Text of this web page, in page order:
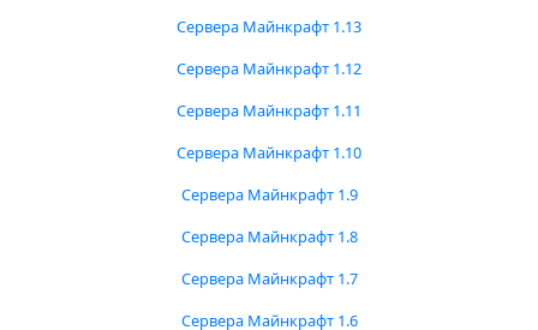
Сервера Майнкрафт 1.13
Сервера Майнкрафт 1.12
Сервера Майнкрафт 1.11
Сервера Майнкрафт 1.10
Сервера Майнкрафт 1.9
Сервера Майнкрафт 1.8
Сервера Майнкрафт 1.7
Сервера Майнкрафт 1.6